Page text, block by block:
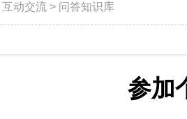
互动交流 > 问答知识库
参加